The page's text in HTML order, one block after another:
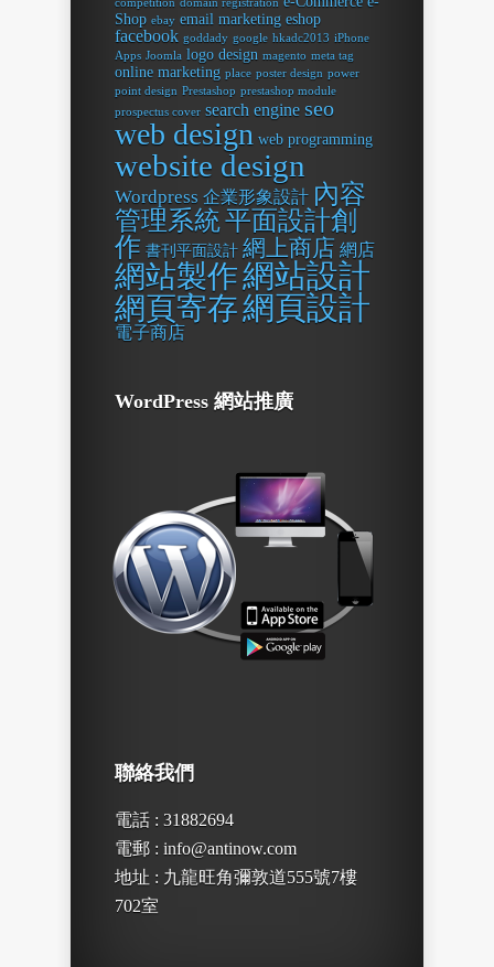
competition domain registration
Shop ebay email marketing eshop
facebook goddady google hkadc2013 iPhone
Apps Joomla logo design magento meta tag
online marketing place poster design power
point design Prestashop prestashop module
prospectus cover search engine seo
web design web programming
website design
Wordpress 企業形象設計 內容
管理系統平面設計創
作 書刊平面設計 網上商店 網店
網站製作網站設計
網頁寄存網頁設計
電子商店
WordPress 網站推廣
聯絡我們
電話 : 31882694
電郵 : info@antinow.com
地址 : 九龍旺角彌敦道555號7樓
702室